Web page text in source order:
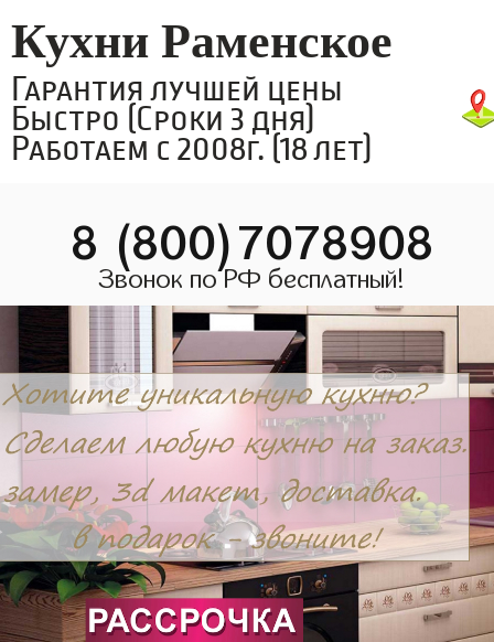
Кухни Раменское
Гарантия лучшей цены
Быстро (Сроки 3 дня)
Работаем с 2008г. (18 лет)
8 (800)7078908
Звонок по РФ бесплатный!